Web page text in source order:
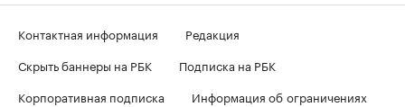
Контактная информация
Редакция
Скрыть баннеры на РБК
Подписка на РБК
Корпоративная подписка
Информация об ограничениях